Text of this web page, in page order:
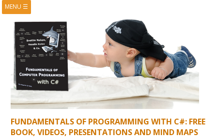
MENU ☰
BOOKS
COURSES
VIDEOS
PRESENTATIONS
RESEARCH
PUBLICATIONS
CONTACTS
RSS FEED
FUNDAMENTALS OF PROGRAMMING WITH C#: FREE
BOOK, VIDEOS, PRESENTATIONS AND MIND MAPS